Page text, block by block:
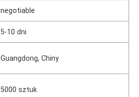
negotiable
5-10 dni
Guangdong, Chiny
5000 sztuk